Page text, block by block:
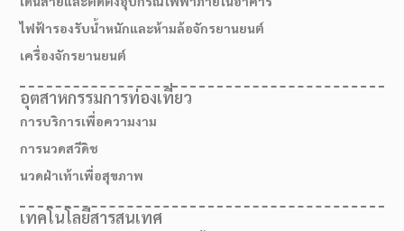
ไฟฟ้ารองรับน้ำหนักและห้ามล้อจักรยานยนต์
เครื่องจักรยานยนต์
อุตสาหกรรมการท่องเที่ยว
การบริการเพื่อความงาม
การนวดสวีดิช
นวดฝ่าเท้าเพื่อสุขภาพ
เทคโนโลยีสารสนเทศ